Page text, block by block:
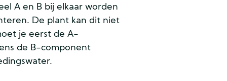
A en B bij elkaar worden
De plant kan dit niet
je eerst de A-
de B-component